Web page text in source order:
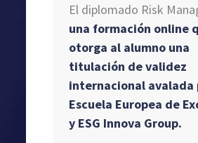
El diplomado Risk
una formación online
otorga al alumno una
titulación de validez
internacional avalada
Escuela Europea de
y ESG Innova Group.